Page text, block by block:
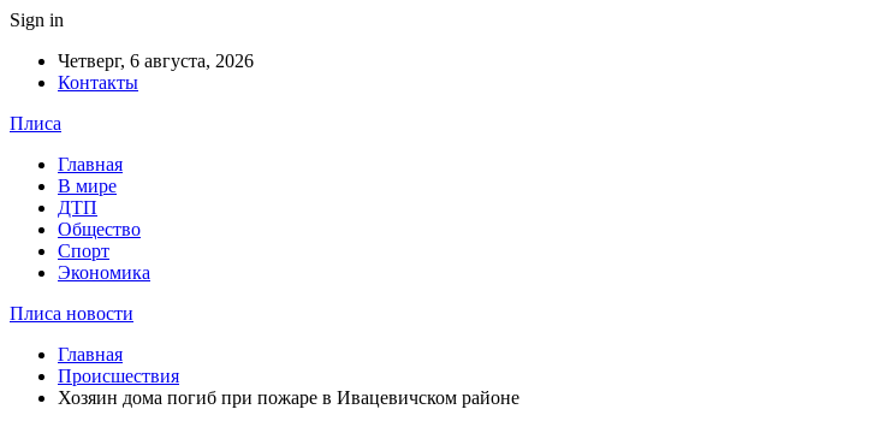
Sign in
Четверг, 6 августа, 2026
Контакты
Плиса
Главная
В мире
ДТП
Общество
Спорт
Экономика
Плиса новости
Главная
Происшествия
Хозяин дома погиб при пожаре в Ивацевичском районе